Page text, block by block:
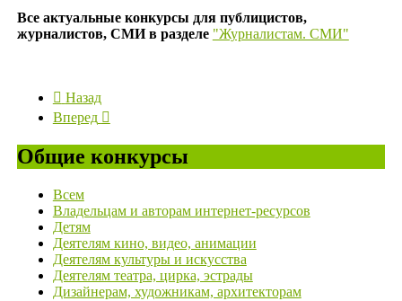
Все актуальные конкурсы для публицистов,
журналистов, СМИ в разделе "Журналистам. СМИ"
Назад
Вперед
Общие конкурсы
Всем
Владельцам и авторам интернет-ресурсов
Детям
Деятелям кино, видео, анимации
Деятелям культуры и искусства
Деятелям театра, цирка, эстрады
Дизайнерам, художникам, архитекторам